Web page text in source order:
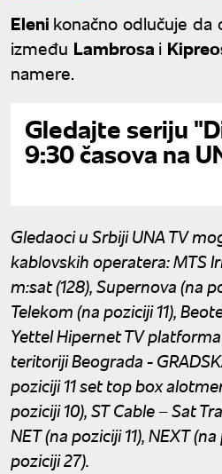
Eleni konačno odlučuje da
između Lambrosa i
namere.
Gledajte seriju
9:30 časova na
Gledaoci u Srbiji UNA TV
kablovskih operatera: MTS
m:sat (128), Supernova (na
Telekom (na poziciji 11),
Yettel Hipernet TV platforma
teritoriji Beograda -
poziciji 11 set top box
poziciji 10), ST Cable – Sat
NET (na poziciji 11), NEXT
poziciji 27).